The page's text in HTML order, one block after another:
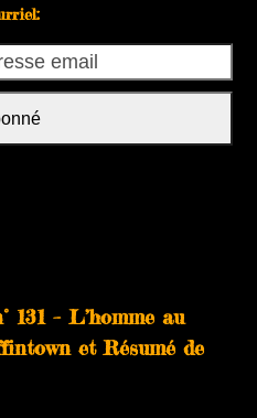
– L’homme au
et Résumé de